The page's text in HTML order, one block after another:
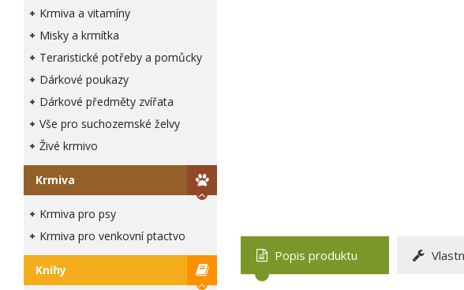
Krmiva a vitamíny
Misky a krmítka
Teraristické potřeby a pomůcky
Dárkové poukazy
Dárkové předměty zvířata
Vše pro suchozemské želvy
Živé krmivo
Krmiva
Krmiva pro psy
Krmiva pro venkovní ptactvo
Knihy
Popis produktu